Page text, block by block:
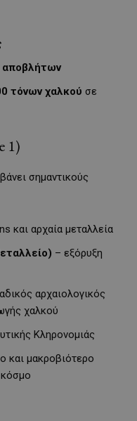
αποβλήτων
τόνων χαλκού σε
1)
σημαντικούς
και αρχαία μεταλλεία
– εξόρυξη
αρχαιολογικός
χαλκού
Κληρονομιάς
και μακροβιότερο